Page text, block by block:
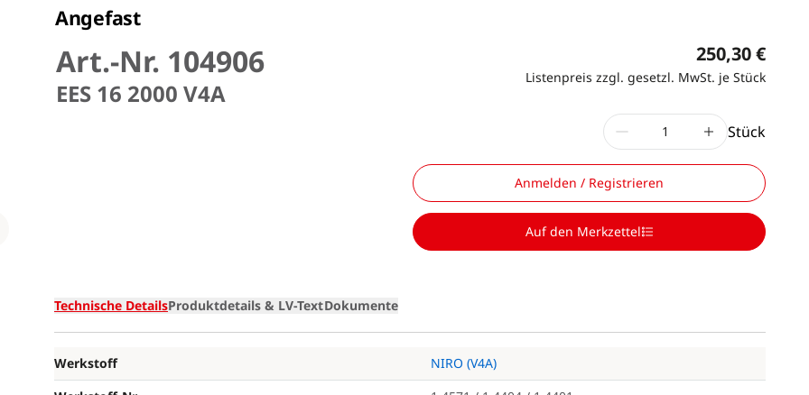
Angefast
Art.-Nr. 104906
EES 16 2000 V4A
250,30 €
Listenpreis zzgl. gesetzl. MwSt. je Stück
Stück
Anmelden / Registrieren
Auf den Merkzettel
Technische DetailsProduktdetails & LV-TextDokumente
Werkstoff
NIRO (V4A)